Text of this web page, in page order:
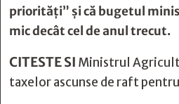
priorităţi” și că bugetul
mic decât cel de anul trecut.
CITESTE SI Ministrul
taxelor ascunse de raft